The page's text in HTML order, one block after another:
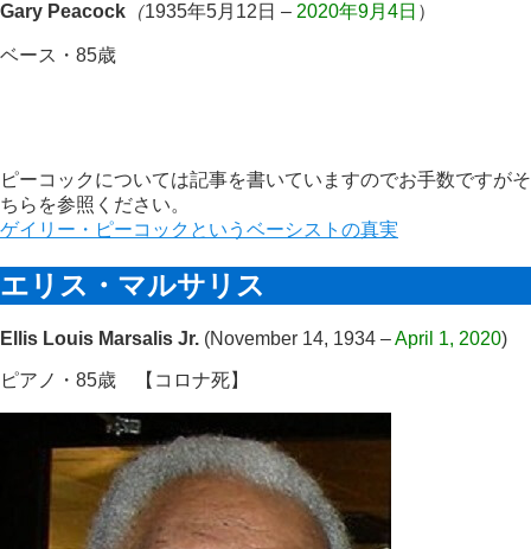
Gary Peacock （1935年5月12日 – 2020年9月4日 ）
ベース・85歳
ピーコックについては記事を書いていますのでお手数ですがそ
ちらを参照ください。
ゲイリー・ピーコックというベーシストの真実
エリス・マルサリス
Ellis Louis Marsalis Jr. (November 14, 1934 –April 1, 2020)
ピアノ・85歳 【コロナ死】